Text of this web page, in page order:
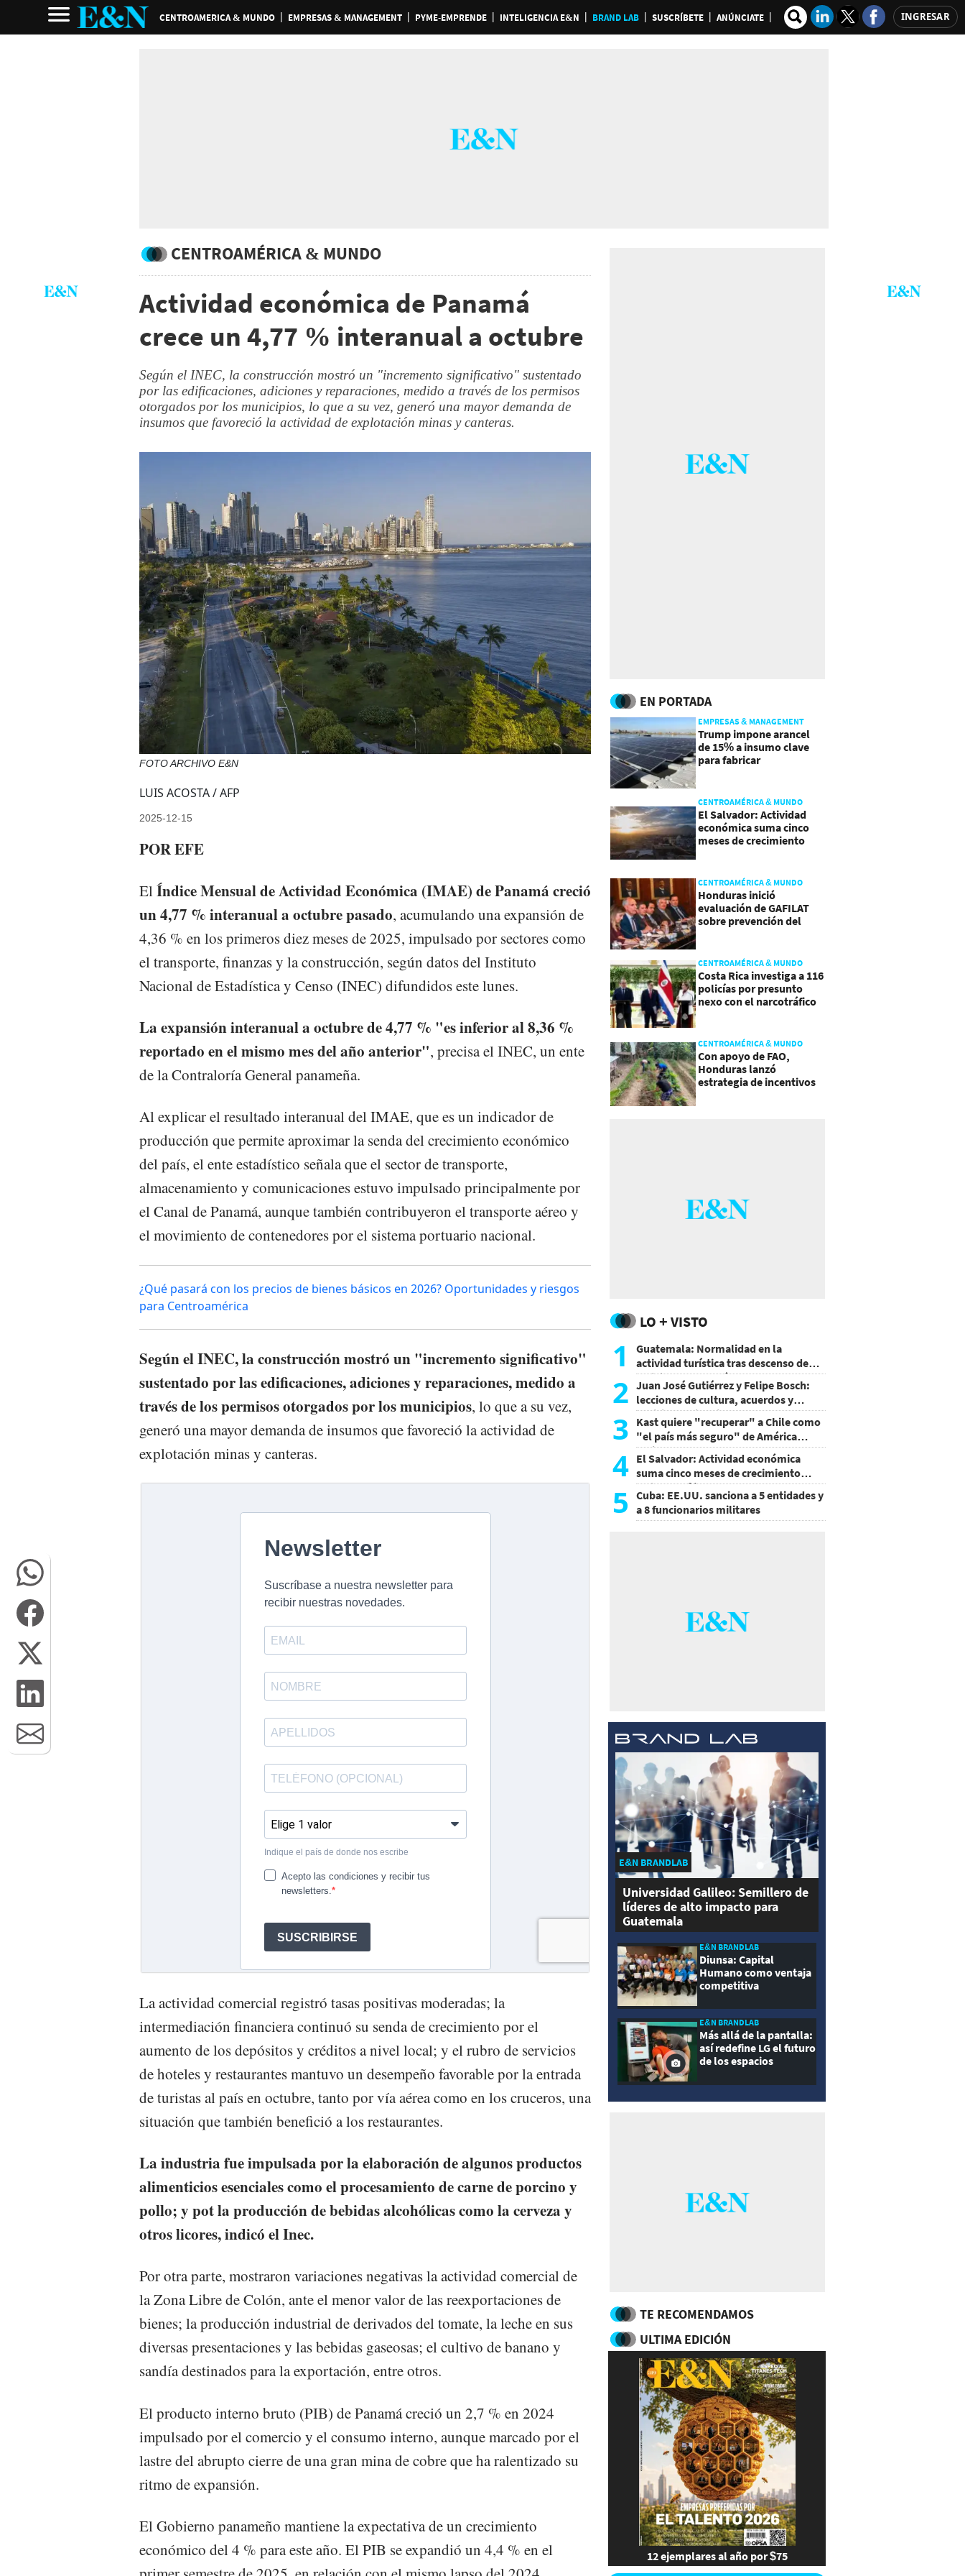
CENTROAMERICA & MUNDO EMPRESAS & MANAGEMENT PYME-EMPRENDE INTELIGENCIA E&N BRAND LAB SUSCRÍBETE ANÚNCIATE INGRESAR
CENTROAMÉRICA & MUNDO
Actividad económica de Panamá
crece un 4,77 % interanual a octubre
Según el INEC, la construcción mostró un "incremento significativo" sustentado
por las edificaciones, adiciones y reparaciones, medido a través de los permisos
otorgados por los municipios, lo que a su vez, generó una mayor demanda de
insumos que favoreció la actividad de explotación minas y canteras.
FOTO ARCHIVO E&N
LUIS ACOSTA / AFP
2025-12-15
POR EFE
ElÍndice Mensual de Actividad Económica (IMAE) de Panamá creció
un 4,77 % interanual a octubre pasado, acumulando una expansión de
4,36 % en los primeros diez meses de 2025, impulsado por sectores como
el transporte, finanzas y la construcción, según datos del Instituto
Nacional de Estadística y Censo (INEC) difundidos este lunes.
La expansión interanual a octubre de 4,77 % "es inferior al 8,36 %
reportado en el mismo mes del año anterior", precisa el INEC, un ente
de la Contraloría General panameña.
Al explicar el resultado interanual del IMAE, que es un indicador de
producción que permite aproximar la senda del crecimiento económico
del país, el ente estadístico señala que el sector de transporte,
almacenamiento y comunicaciones estuvo impulsado principalmente por
el Canal de Panamá, aunque también contribuyeron el transporte aéreo y
el movimiento de contenedores por el sistema portuario nacional.
¿Qué pasará con los precios de bienes básicos en 2026? Oportunidades y riesgos
para Centroamérica
Según el INEC, la construcción mostró un "incremento significativo"
sustentado por las edificaciones, adiciones y reparaciones, medido a
través de los permisos otorgados por los municipios, lo que a su vez,
generó una mayor demanda de insumos que favoreció la actividad de
explotación minas y canteras.
La actividad comercial registró tasas positivas moderadas; la
intermediación financiera continuó su senda de crecimiento por el
aumento de los depósitos y créditos a nivel local; y el rubro de servicios
de hoteles y restaurantes mantuvo un desempeño favorable por la entrada
de turistas al país en octubre, tanto por vía aérea como en los cruceros, una
situación que también benefició a los restaurantes.
La industria fue impulsada por la elaboración de algunos productos
alimenticios esenciales como el procesamiento de carne de porcino y
pollo; y pot la producción de bebidas alcohólicas como la cerveza y
otros licores, indicó el Inec.
Por otra parte, mostraron variaciones negativas la actividad comercial de
la Zona Libre de Colón, ante el menor valor de las reexportaciones de
bienes; la producción industrial de derivados del tomate, la leche en sus
diversas presentaciones y las bebidas gaseosas; el cultivo de banano y
sandía destinados para la exportación, entre otros.
El producto interno bruto (PIB) de Panamá creció un 2,7 % en 2024
impulsado por el comercio y el consumo interno, aunque marcado por el
lastre del abrupto cierre de una gran mina de cobre que ha ralentizado su
ritmo de expansión.
El Gobierno panameño mantiene la expectativa de un crecimiento
económico del 4 % para este año. El PIB se expandió un 4,4 % en el
EN PORTADA
EMPRESAS & MANAGEMENT
Trump impone arancel
de 15% a insumo clave
para fabricar
CENTROAMÉRICA & MUNDO
El Salvador: Actividad
económica suma cinco
meses de crecimiento
CENTROAMÉRICA & MUNDO
Honduras inició
evaluación de GAFILAT
sobre prevención del
CENTROAMÉRICA & MUNDO
Costa Rica investiga a 116
policías por presunto
nexo con el narcotráfico
CENTROAMÉRICA & MUNDO
Con apoyo de FAO,
Honduras lanzó
estrategia de incentivos
LO + VISTO
1
Guatemala: Normalidad en la
actividad turística tras descenso de
actividad del volcán de Fuego
2 Juan José Gutiérrez y Felipe Bosch:
lecciones de cultura, acuerdos y
decisiones sin miedo
3 Kast quiere "recuperar" a Chile como
"el país más seguro" de América
Latina
4 El Salvador: Actividad económica
suma cinco meses de crecimiento
arriba de 4%
5
Cuba: EE.UU. sanciona a 5 entidades y
a 8 funcionarios militares
E&N BRANDLAB
Universidad Galileo: Semillero de
líderes de alto impacto para
Guatemala
E&N BRANDLAB
Diunsa: Capital
Humano como ventaja
competitiva
E&N BRANDLAB
Más allá de la pantalla:
así redefine LG el futuro
de los espacios
TE RECOMENDAMOS
ULTIMA EDICIÓN
12 ejemplares al año por $75